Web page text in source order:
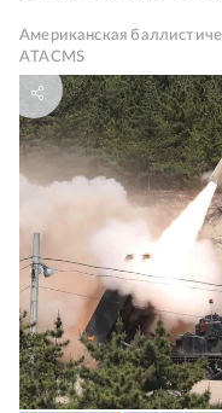
Американская
ATACMS